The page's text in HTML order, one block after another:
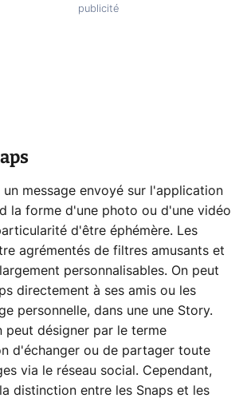
un message envoyé sur l'application
la forme d'une photo ou d'une vidéo
d'être éphémère. Les
agrémentés de filtres amusants et
personnalisables. On peut
directement à ses amis ou les
personnelle, dans une une Story.
peut désigner par le terme
d'échanger ou de partager toute
via le réseau social. Cependant,
distinction entre les Snaps et les